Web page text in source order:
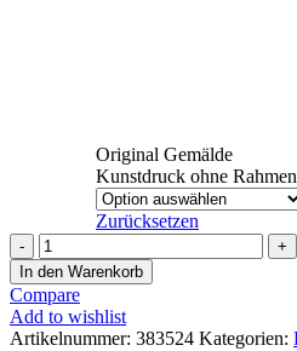
Original Gemälde
Kunstdruck ohne Rahmen
Zurücksetzen
In den Warenkorb
Compare
Add to wishlist
Artikelnummer: 383524 Kategorien: